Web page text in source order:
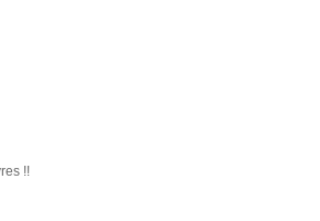
!!